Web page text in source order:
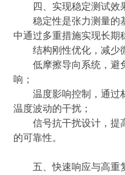
四、实现稳定测试效
稳定性是张力测量的
中通过多重措施实现长期
结构刚性优化，减少
低摩擦导向系统，避
响；
温度影响控制，通过
温度波动的干扰；
信号抗干扰设计，提
的可靠性。
五、快速响应与高重